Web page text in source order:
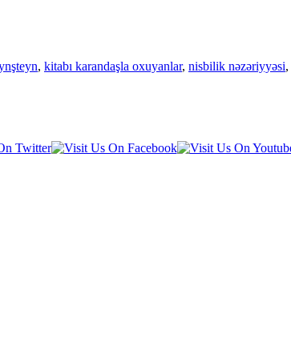
, kitabı karandaşla oxuyanlar, nisbilik nəzəriyyəsi,